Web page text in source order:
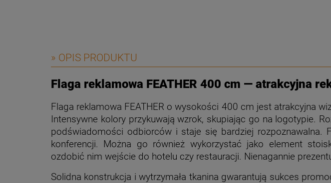
» OPIS PRODUKTU
Flaga reklamowa FEATHER 400 cm — atrakcyjna
Flaga reklamowa FEATHER o wysokości 400 cm jest atrakcyjna
Intensywne kolory przykuwają wzrok, skupiając go na logotypie.
podświadomości odbiorców i staje się bardziej rozpoznawalna.
konferencji. Można go również wykorzystać jako element
ozdobić nim wejście do hotelu czy restauracji. Nienagannie
Solidna konstrukcja i wytrzymała tkanina gwarantują sukces